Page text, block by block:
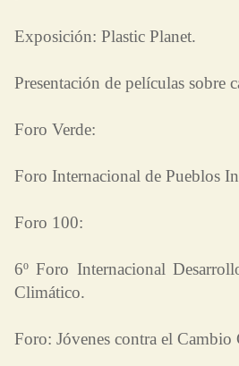
Exposición: Plastic Planet.
Presentación de películas sobre
Foro Verde:
Foro Internacional de Pueblos
Foro 100:
6º Foro Internacional
Climático.
Foro: Jóvenes contra el Cambio